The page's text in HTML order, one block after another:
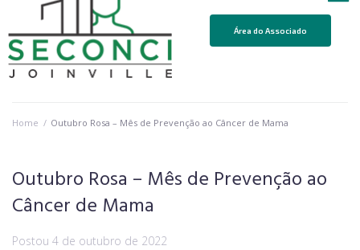
Área do Associado
Home / Outubro Rosa – Mês de Prevenção ao Câncer de Mama
Outubro Rosa – Mês de Prevenção ao
Câncer de Mama
Postou 4 de outubro de 2022